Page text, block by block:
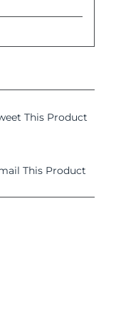
This Product
This Product